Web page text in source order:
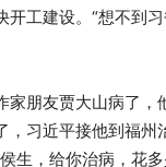
工建设。“想不到
朋友贾大山病了，
习近平接他到福
生，给你治病，花